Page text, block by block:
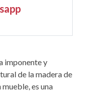
imponente y
de la madera de
es una